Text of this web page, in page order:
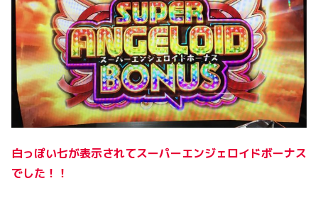
白っぽい七が表示されてスーパーエンジェロイドボーナス
でした！！